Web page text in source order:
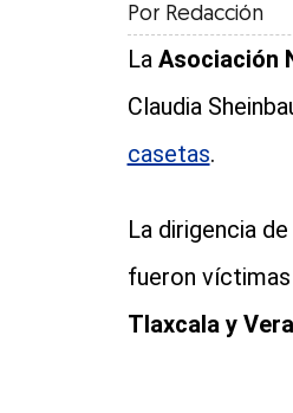
Por Redacción
La Asociación
Claudia
casetas.
La dirigencia
fueron
Tlaxcala y